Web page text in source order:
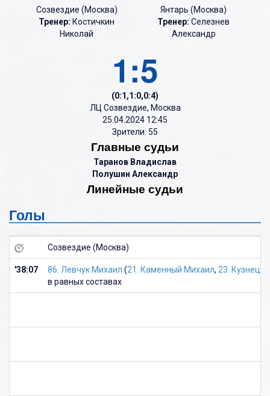
Созвездие (Москва)
Тренер: Костичкин
Николай
Янтарь (Москва)
Тренер: Селезнев
Александр
1:5
(0:1,1:0,0:4)
ЛЦ Созвездие, Москва
25.04.2024 12:45
Зрители: 55
Главные судьи
Таранов Владислав
Полушин Александр
Линейные судьи
Голы
Созвездие (Москва)
'38:07 86. Левчук Михаил (21. Каменный Михаил, 23.
в равных составах